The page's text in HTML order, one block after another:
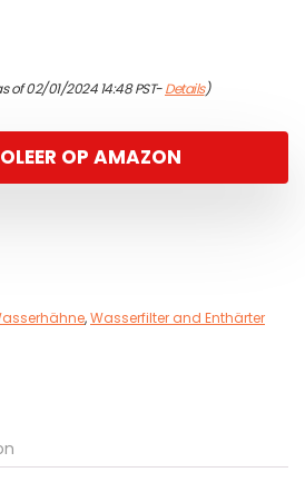
of 02/01/2024 14:48 PST-Details)
OP AMAZON
,Wasserfilter and Enthärter